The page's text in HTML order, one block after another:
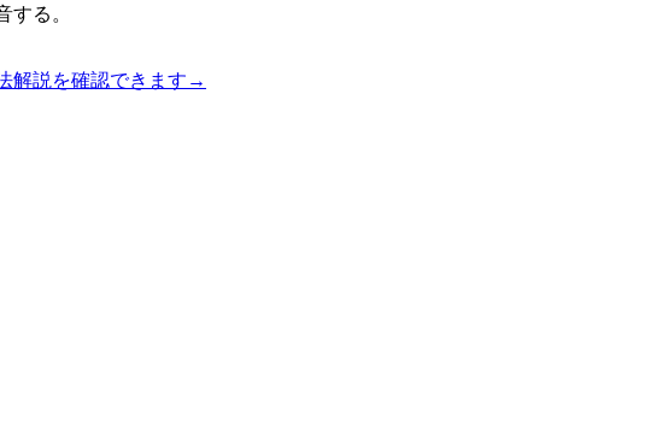
する。
解説を確認できます →